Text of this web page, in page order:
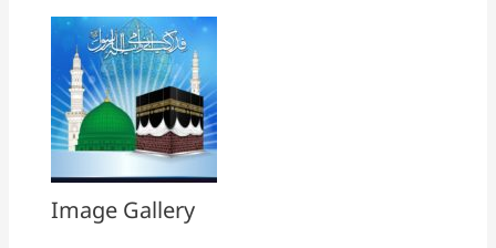
Image Gallery